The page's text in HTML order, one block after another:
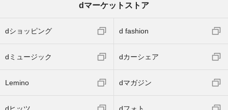
dマーケットストア
dショッピング d fashion
dミュージック dカーシェア
Lemino dマガジン
dヒッツ dフォト